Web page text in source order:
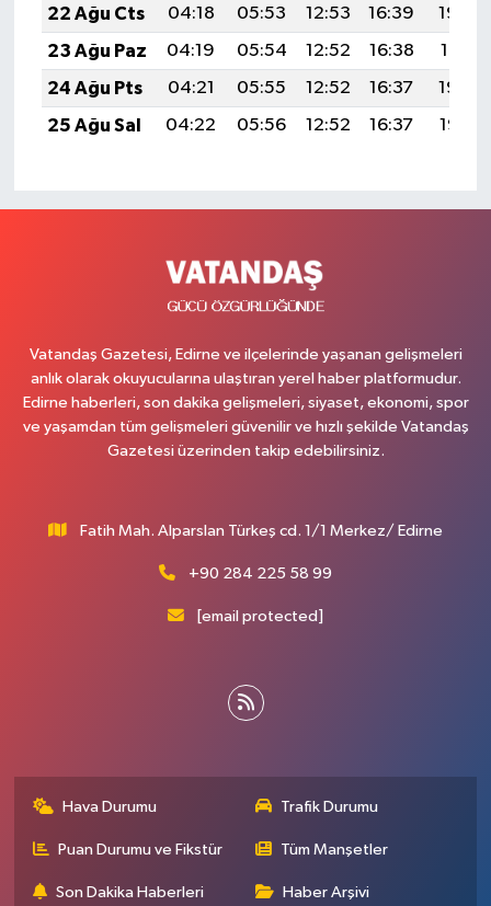
22 Ağu Cts
04:18 05:53 12:53 16:39
19:42
23 Ağu Paz
04:19 05:54 12:52 16:38
19:41
24 Ağu Pts
04:21 05:55 12:52 16:37
19:39
25 Ağu Sal
04:22 05:56 12:52 16:37 19:38
Vatandaş Gazetesi, Edirne ve ilçelerinde yaşanan gelişmeleri
anlık olarak okuyucularına ulaştıran yerel haber platformudur.
Edirne haberleri, son dakika gelişmeleri, siyaset, ekonomi, spor
ve yaşamdan tüm gelişmeleri güvenilir ve hızlı şekilde Vatandaş
Gazetesi üzerinden takip edebilirsiniz.
Fatih Mah. Alparslan Türkeş cd. 1/1 Merkez/ Edirne
+90 284 225 58 99
[email protected]
Hava Durumu Trafik Durumu
Puan Durumu ve Fikstür Tüm Manşetler
Son Dakika Haberleri Haber Arşivi